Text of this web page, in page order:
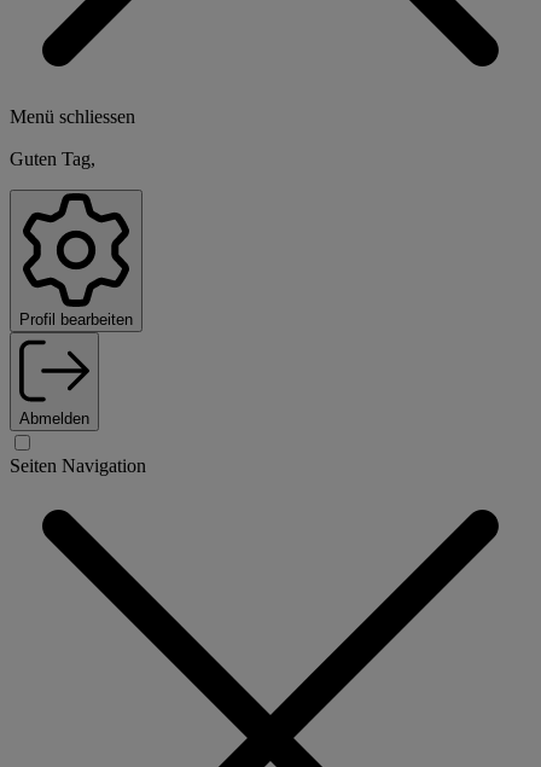
Menü schliessen
Guten Tag,
Profil bearbeiten
Abmelden
Seiten Navigation